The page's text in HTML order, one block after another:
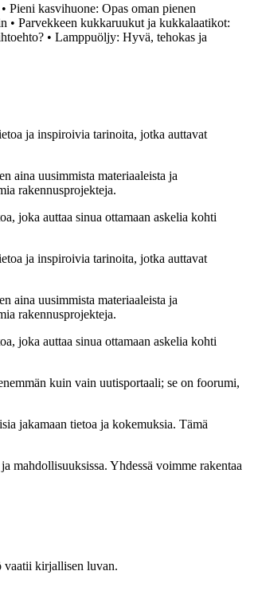
• Pieni kasvihuone: Opas oman pienen
• Parvekkeen kukkaruukut ja kukkalaatikot:
• Lamppuöljy: Hyvä, tehokas ja
ja inspiroivia tarinoita, jotka auttavat
aina uusimmista materiaaleista ja
rakennusprojekteja.
joka auttaa sinua ottamaan askelia kohti
ja inspiroivia tarinoita, jotka auttavat
aina uusimmista materiaaleista ja
rakennusprojekteja.
joka auttaa sinua ottamaan askelia kohti
kuin vain uutisportaali; se on foorumi,
jakamaan tietoa ja kokemuksia. Tämä
mahdollisuuksissa. Yhdessä voimme rakentaa
vaatii kirjallisen luvan.